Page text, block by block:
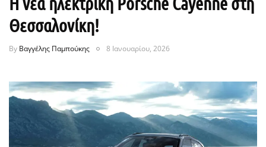
Θεσσαλονίκη!
By Βαγγέλης Παμπούκης 8 Ιανουαρίου, 2026